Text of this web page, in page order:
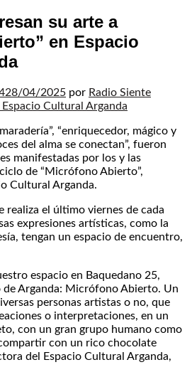
su arte a
en Espacio
28/04/2025 por Radio Siente
“enriquecedor, mágico y
del alma se conectan”, fueron
manifestadas por los y las
de “Micrófono Abierto”,
Cultural Arganda.
realiza el último viernes de cada
expresiones artísticas, como la
tengan un espacio de encuentro,
espacio en Baquedano 25,
de Arganda: Micrófono Abierto. Un
personas artistas o no, que
o interpretaciones, en un
con un gran grupo humano como
con un rico chocolate
del Espacio Cultural Arganda,